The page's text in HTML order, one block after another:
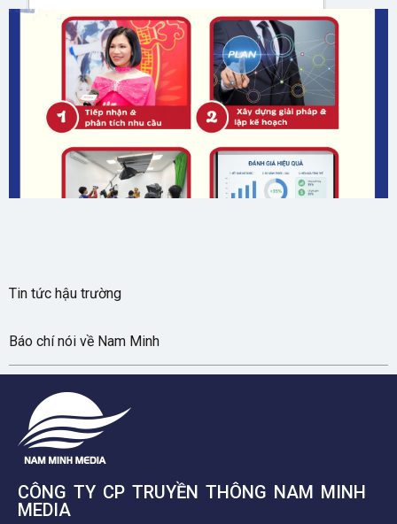
Gửi
Tin tức hậu trường
Báo chí nói về Nam Minh
CÔNG TY CP TRUYỀN THÔNG NAM MINH
MEDIA